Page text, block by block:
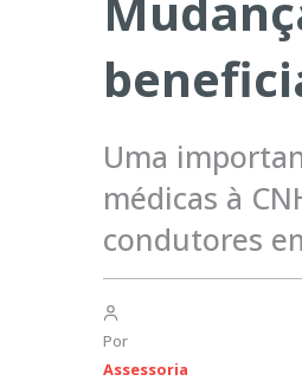
Uma
médicas à
condutores
Por
Assessoria